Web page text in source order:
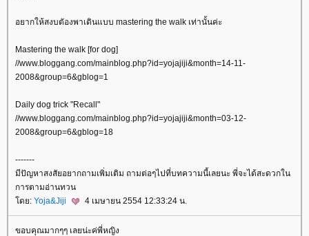
อยากให้สงบตัองพาเดินแบบ mastering the walk เท่านั้นค่ะ
Mastering the walk [for dog]
//www.bloggang.com/mainblog.php?id=yojajiji&month=14-11-
2008&group=6&gblog=1
Daily dog trick "Recall"
//www.bloggang.com/mainblog.php?id=yojajiji&month=03-12-
2008&group=6&gblog=18
-------
มีปัญหาสงสัยอยากถามเพิ่มเติม ถามต่อๆไปที่บทความนี้เลยนะ พี่จะได้สะดวกใน
การตามอ่านทวน
ดย: Yoja&Jiji 4 เมษายน 2554 12:33:24 น.
ขอบคุณมากๆๆ เลยน่ะค่พี่หญิง